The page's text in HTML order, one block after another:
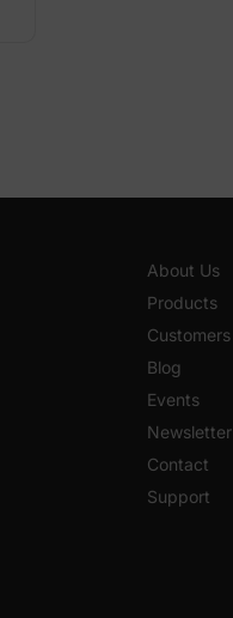
About Us
Products
Customers
Blog
Events
Newsletter
Contact
Support